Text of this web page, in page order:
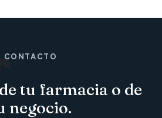
CONTACTO
tu farmacia o de
negocio.